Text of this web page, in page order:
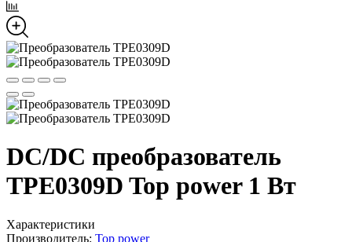
DC/DC преобразователь
TPE0309D Top power 1 Вт
Характеристики
Производитель: Top power